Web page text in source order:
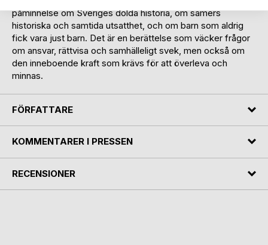
påminnelse om Sveriges dolda historia, om samers
historiska och samtida utsatthet, och om barn som aldrig
fick vara just barn. Det är en berättelse som väcker frågor
om ansvar, rättvisa och samhälleligt svek, men också om
den inneboende kraft som krävs för att överleva och
minnas.
FÖRFATTARE
KOMMENTARER I PRESSEN
RECENSIONER